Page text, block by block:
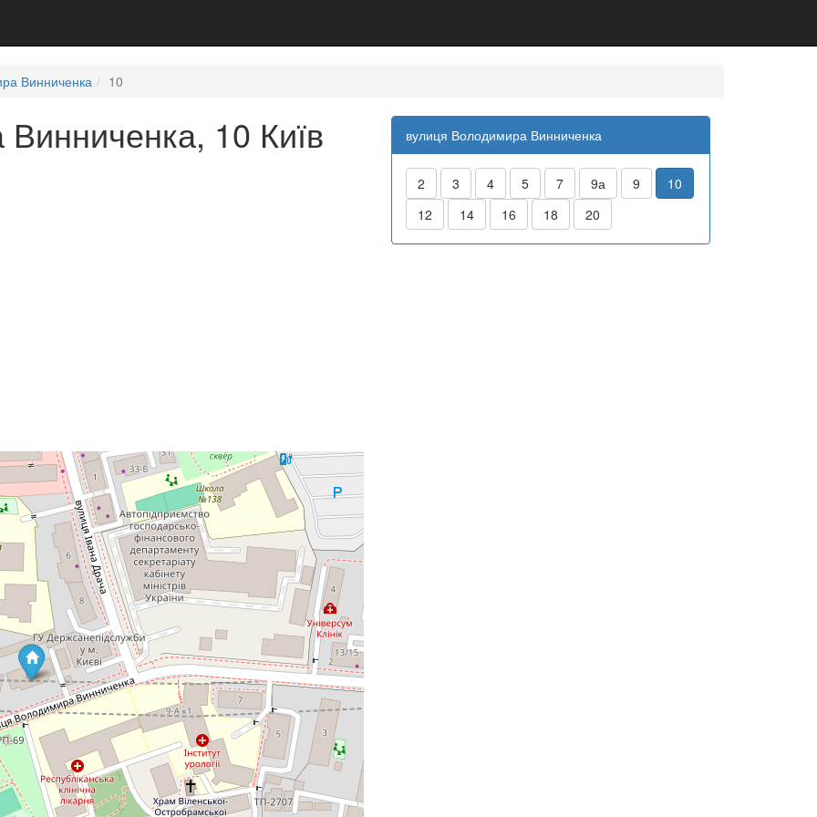
Винниченка 10
10 Київ вулиця Володимира Винниченка
2 3 4 5 7 9а 9
10
12
14 16 18 20